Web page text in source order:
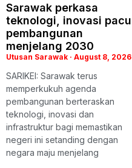
Sarawak perkasa
teknologi, inovasi pacu
pembangunan
menjelang 2030
Utusan Sarawak August 8, 2026
SARIKEI: Sarawak terus
memperkukuh agenda
pembangunan berteraskan
teknologi, inovasi dan
infrastruktur bagi memastikan
negeri ini setanding dengan
negara maju menjelang